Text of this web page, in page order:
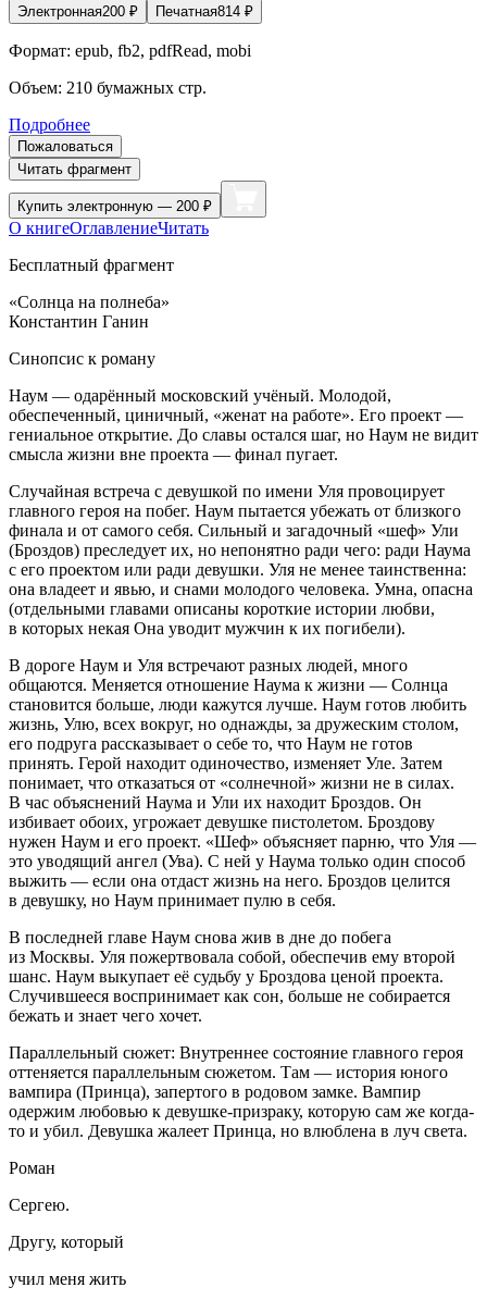
Электронная200 ₽ Печатная814 ₽
Формат: epub, fb2, pdfRead, mobi
Объем: 210 бумажных стр.
Подробнее
Пожаловаться
Читать фрагмент
Купить электронную — 200 ₽
О книгеОглавлениеЧитать
Бесплатный фрагмент
«Солнца на полнеба»
Константин Ганин
Синопсис к роману
Наум — одарённый московский учёный. Молодой,
обеспеченный, циничный, «женат на работе». Его проект —
гениальное открытие. До славы остался шаг, но Наум не видит
смысла жизни вне проекта — финал пугает.
Случайная встреча с девушкой по имени Уля провоцирует
главного героя на побег. Наум пытается убежать от близкого
финала и от самого себя. Сильный и загадочный «шеф» Ули
(Броздов) преследует их, но непонятно ради чего: ради Наума
с его проектом или ради девушки. Уля не менее таинственна:
она владеет и явью, и снами молодого человека. Умна, опасна
(отдельными главами описаны короткие истории любви,
в которых некая Она уводит мужчин к их погибели).
В дороге Наум и Уля встречают разных людей, много
общаются. Меняется отношение Наума к жизни — Солнца
становится больше, люди кажутся лучше. Наум готов любить
жизнь, Улю, всех вокруг, но однажды, за дружеским столом,
его подруга рассказывает о себе то, что Наум не готов
принять. Герой находит одиночество, изменяет Уле. Затем
понимает, что отказаться от «солнечной» жизни не в силах.
В час объяснений Наума и Ули их находит Броздов. Он
избивает обоих, угрожает девушке пистолетом. Броздову
нужен Наум и его проект. «Шеф» объясняет парню, что Уля —
это уводящий ангел (Ува). С ней у Наума только один способ
выжить — если она отдаст жизнь на него. Броздов целится
в девушку, но Наум принимает пулю в себя.
В последней главе Наум снова жив в дне до побега
из Москвы. Уля пожертвовала собой, обеспечив ему второй
шанс. Наум выкупает её судьбу у Броздова ценой проекта.
Случившееся воспринимает как сон, больше не собирается
бежать и знает чего хочет.
Параллельный сюжет: Внутреннее состояние главного героя
оттеняется параллельным сюжетом. Там — история юного
вампира (Принца), запертого в родовом замке. Вампир
одержим любовью к девушке-призраку, которую сам же когда-
то и убил. Девушка жалеет Принца, но влюблена в луч света.
Роман
Сергею.
Другу, который
учил меня жить